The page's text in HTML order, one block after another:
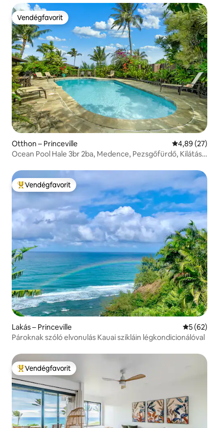
Vendégfavorit
Vendégfavorit
Otthon – Princeville Átlagos
4,89 (27)
Ocean Pool Hale 3br 2ba, Medence, Pezsgőfürdő, Kilátás
Kiemelt vendégfavorit
Vendégfavorit
Lakás – Princeville Átlagos
5 (62)
Pároknak szóló elvonulás Kauai szikláin légkondicionálóval
Kiemelt vendégfavorit
Vendégfavorit